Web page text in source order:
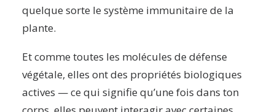
quelque sorte le système immunitaire de la
plante.
Et comme toutes les molécules de défense
végétale, elles ont des propriétés biologiques
actives — ce qui signifie qu’une fois dans ton